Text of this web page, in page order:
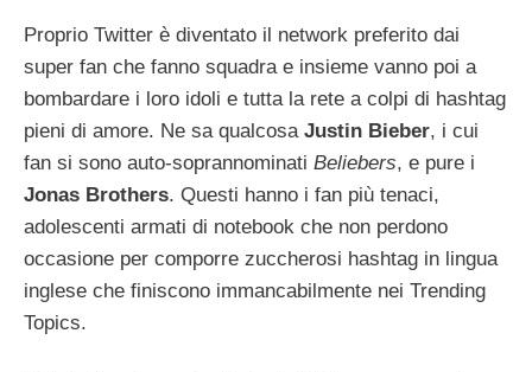
Proprio Twitter è diventato il network preferito dai
super fan che fanno squadra e insieme vanno poi a
bombardare i loro idoli e tutta la rete a colpi di hashtag
pieni di amore. Ne sa qualcosa Justin Bieber, i cui
fan si sono auto-soprannominati Beliebers, e pure i
Jonas Brothers. Questi hanno i fan più tenaci,
adolescenti armati di notebook che non perdono
occasione per comporre zuccherosi hashtag in lingua
inglese che finiscono immancabilmente nei Trending
Topics.